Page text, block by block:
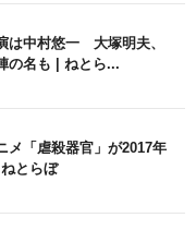
は中村悠一 大塚明夫、
の名も | ねとら...
「虐殺器官」が2017年
とらぼ